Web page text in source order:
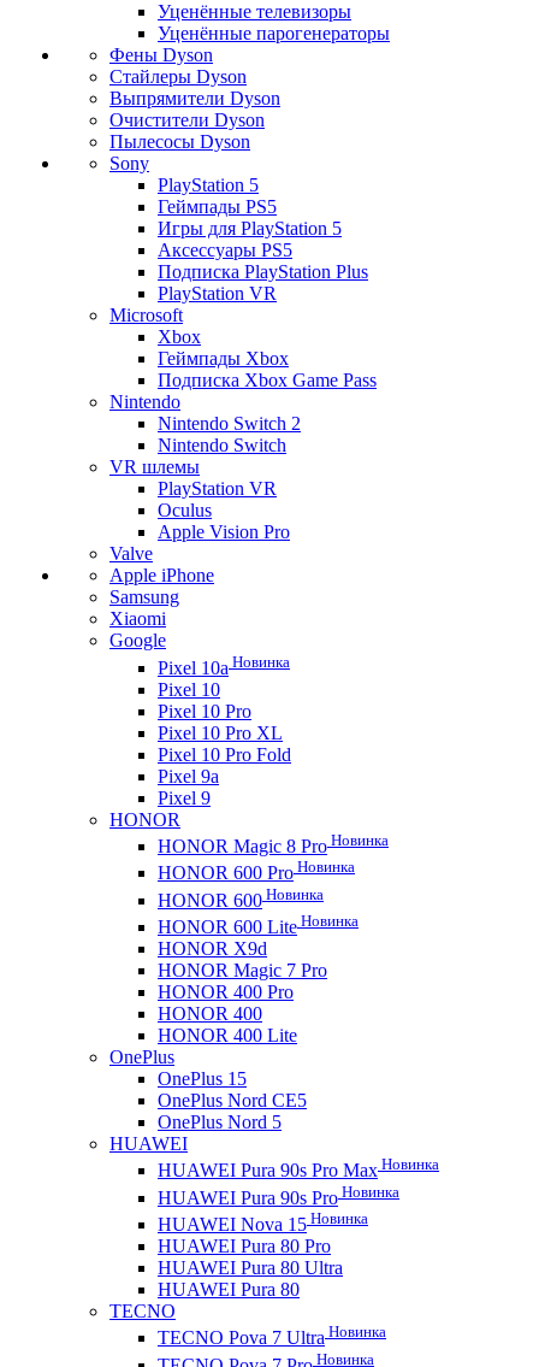
Уценённые телевизоры
Уценённые парогенераторы
Фены Dyson
Стайлеры Dyson
Выпрямители Dyson
Очистители Dyson
Пылесосы Dyson
Sony
PlayStation 5
Геймпады PS5
Игры для PlayStation 5
Аксессуары PS5
Подписка PlayStation Plus
PlayStation VR
Microsoft
Xbox
Геймпады Xbox
Подписка Xbox Game Pass
Nintendo
Nintendo Switch 2
Nintendo Switch
VR шлемы
PlayStation VR
Oculus
Apple Vision Pro
Valve
Apple iPhone
Samsung
Xiaomi
Google
Pixel 10a Новинка
Pixel 10
Pixel 10 Pro
Pixel 10 Pro XL
Pixel 10 Pro Fold
Pixel 9a
Pixel 9
HONOR
HONOR Magic 8 Pro Новинка
HONOR 600 Pro Новинка
HONOR 600 Новинка
HONOR 600 Lite Новинка
HONOR X9d
HONOR Magic 7 Pro
HONOR 400 Pro
HONOR 400
HONOR 400 Lite
OnePlus
OnePlus 15
OnePlus Nord CE5
OnePlus Nord 5
HUAWEI
HUAWEI Pura 90s Pro Max Новинка
HUAWEI Pura 90s Pro Новинка
HUAWEI Nova 15 Новинка
HUAWEI Pura 80 Pro
HUAWEI Pura 80 Ultra
HUAWEI Pura 80
TECNO
TECNO Pova 7 Ultra Новинка
Новинка